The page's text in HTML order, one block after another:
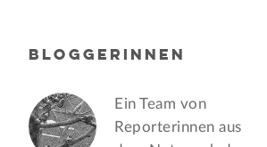
BLOGGERINNEN
Ein Team von
Reporterinnen aus